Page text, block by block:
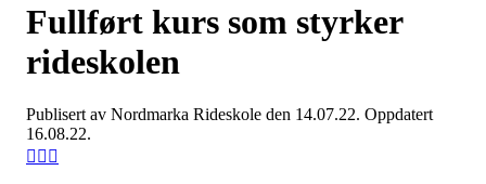
Fullført kurs som styrker
rideskolen
Publisert av Nordmarka Rideskole den 14.07.22. Oppdatert
16.08.22.